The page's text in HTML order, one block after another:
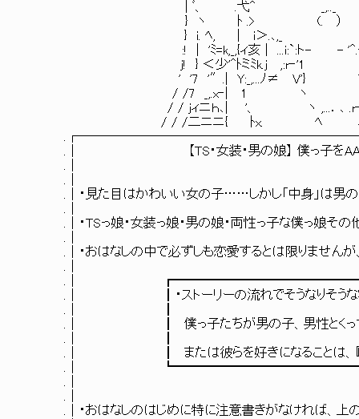
| ﾞ、 .弋^ _,.._ .'/´,.ィ
} ヽ ﾄ .> (. ） イ7／
} i. ﾍ, | i＞.､,_ ,..イ... / ／ ,.
:! | 'ﾐ=k,_,{ィ亥 | ...i:`:ト- -
j! } ＜少'^ﾄミﾐk.j ,:r‐'1 |￣`V
' '7 '″.| Y:_,...ﾉ≠ V'} ^''1∥
/ /7 _,.x‐| 1 ヽ | i
/ / jィニｈ､| '、 ヽ ,...．､ .r‐‐j7 ｛-ー-
/ / /二ニニ{ ﾄx. ﾍ √く,_ `'7-=､
.│ 【TS・女装・男の娘】 僕っ子を
.│・見た目はかわいい女の子……しかし「中身」は男
.│・TSっ娘・女装っ娘・男の娘・両性っ子な僕っ娘その
.│・おはなしの中で必ずしも恋愛するとは限りません
.│
.│ ┃・ストーリーの流れでそうなりそう
.│ ┃ 僕っ子たちが男の子、男性とく
.│ ┃ または彼らを好きになることは、
.│
.│・おはなしのはじめに特に注意書きがな